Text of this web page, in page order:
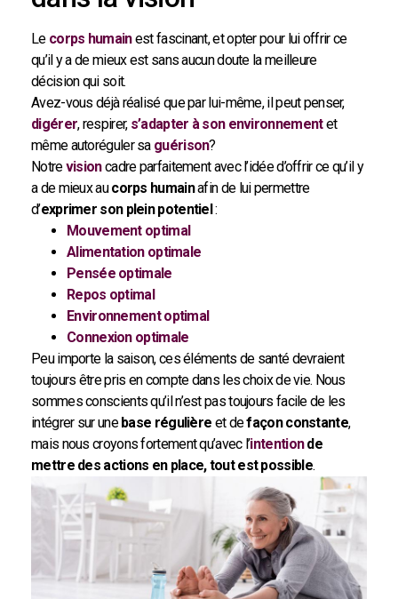
Le corps humainest fascinant, et opter pour lui offrir ce
qu’il y a de mieux est sans aucun doute la meilleure
décision qui soit.
Avez-vous déjà réalisé que par lui-même, il peut penser,
digérer, respirer, s’adapter à son environnementet
même autoréguler sa guérison?
Notrevisioncadre parfaitement avec l’idée d’offrir ce qu’il y
a de mieux aucorps humainafin de lui permettre
d’exprimer son plein potentiel:
Mouvement optimal
Alimentation optimale
Pensée optimale
Repos optimal
Environnement optimal
Connexion optimale
Peu importe la saison, ces éléments de santé devraient
toujours être pris en compte dans les choix de vie. Nous
sommes conscients qu’il n’est pas toujours facile de les
intégrer sur unebase régulière et defaçon constante,
mais nous croyons fortement qu’avec l’intention de
mettre des actions en place, tout est possible.